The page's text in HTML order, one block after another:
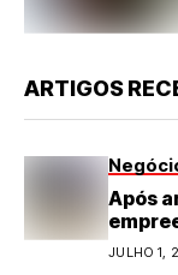
ARTIGOS
Após
JULHO 1,